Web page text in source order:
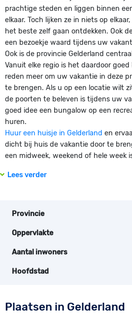
prachtige steden en liggen binnen
elkaar. Toch lijken ze in niets op
het beste zelf gaan ontdekken. Ook
een bezoekje waard tijdens uw
Ook is de provincie Gelderland
Vanuit elke regio is het daardoor goed
reden meer om uw vakantie in deze
te brengen. Als u op een locatie wilt
de poorten te beleven is tijdens uw
goed idee een bungalow op een
huren.
Huur een huisje in Gelderland en
dicht bij huis de vakantie door te
een midweek, weekend of hele week
Lees verder
Provincie
Oppervlakte
Aantal inwoners
Hoofdstad
Plaatsen in Gelderland